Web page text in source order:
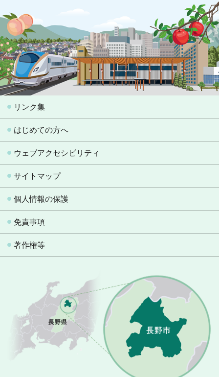
リンク集
はじめての方へ
ウェブアクセシビリティ
サイトマップ
個人情報の保護
免責事項
著作権等